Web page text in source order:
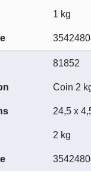
1 kg
81852
Coin 2
24,5 x
2 kg